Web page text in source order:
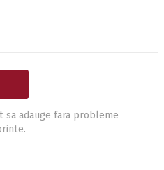
adauge fara probleme